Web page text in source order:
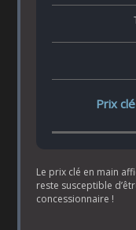
Prix
Le prix clé en main
reste susceptible
concessionnaire !